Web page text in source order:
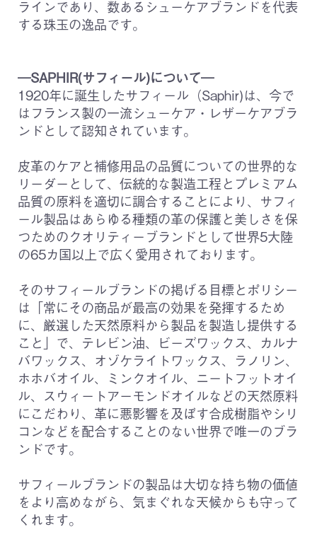
ラインであり、数あるシューケアブランドを代表
する珠玉の逸品です。
―SAPHIR(サフィール)について―
1920年に誕生したサフィール（Saphir)は、今で
はフランス製の一流シューケア・レザーケアブラ
ンドとして認知されています。
皮革のケアと補修用品の品質についての世界的な
リーダーとして、伝統的な製造工程とプレミアム
品質の原料を適切に調合することにより、サフィ
ール製品はあらゆる種類の革の保護と美しさを保
つためのクオリティーブランドとして世界5大陸
の65カ国以上で広く愛用されております。
そのサフィールブランドの掲げる目標とポリシー
は「常にその商品が最高の効果を発揮するため
に、厳選した天然原料から製品を製造し提供する
こと」で、テレビン油、ビーズワックス、カルナ
バワックス、オゾケライトワックス、ラノリン、
ホホバオイル、ミンクオイル、ニートフットオイ
ル、スウィートアーモンドオイルなどの天然原料
にこだわり、革に悪影響を及ぼす合成樹脂やシリ
コンなどを配合することのない世界で唯一のブラ
ンドです。
サフィールブランドの製品は大切な持ち物の価値
をより高めながら、気まぐれな天候からも守って
くれます。